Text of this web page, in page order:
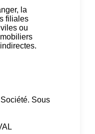
la
filiales
ou
Sous